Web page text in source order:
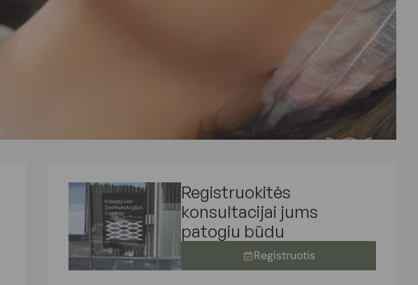
Registruokitės
konsultacijai jums
patogiu būdu
Registruotis